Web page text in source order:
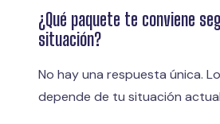
¿Qué paquete te conviene
situación?
No hay una respuesta única.
depende de tu situación